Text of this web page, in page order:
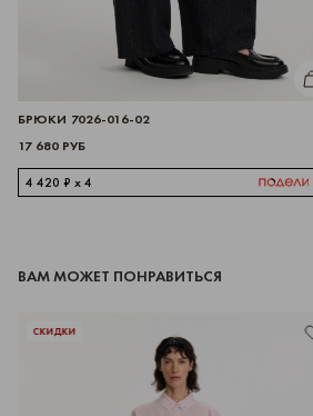
БРЮКИ 7026-016-02
17 680 РУБ
4 420 ₽ x 4
ВАМ МОЖЕТ ПОНРАВИТЬСЯ
СКИДКИ